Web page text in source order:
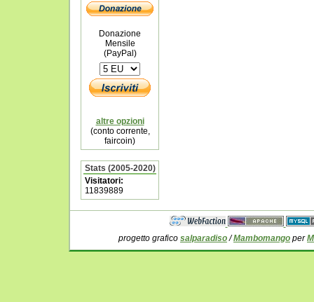
Donazione
Mensile
(PayPal)
altre opzioni
(conto corrente,
faircoin)
Stats (2005-2020)
Visitatori:
11839889
progetto grafico salparadiso/Mambomango per